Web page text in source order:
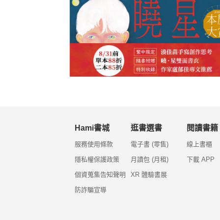
Hami書城
服務使用條款
隱私權保護政策
個資蒐集告知聲明
防詐騙宣導
逛書選書
電子書 (零售)
月讀包 (月租)
XR 體驗書展
閱讀書籍
線上書櫃
下載 APP